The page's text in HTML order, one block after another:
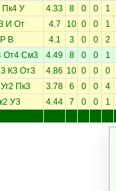
Пк4 У 4.33 8 0 0 1
И От 4.7 10 0 0 1
Р В 4.1 3 0 0 2
От4 См3 4.49 8 0 0 1
К3 От3 4.86 10 0 0 0
Уг2 Пк3 3.78 6 0 0 4
У3 4.44 7 0 0 1